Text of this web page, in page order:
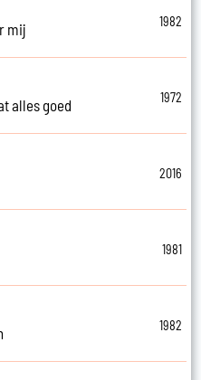
mij
1982
alles goed
1972
2016
1981
1982